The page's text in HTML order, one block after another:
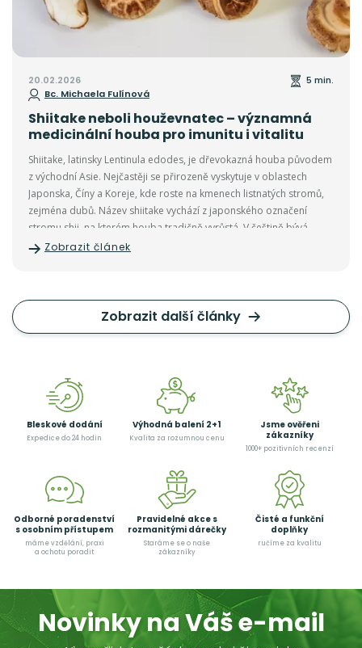
20.02.2026
Bc. Michaela Fulínová
5 min.
Shiitake neboli houževnatec – významná
medicinální houba pro imunitu i vitalitu
Shiitake, latinsky Lentinula edodes, je dřevokazná houba původem
z východní Asie. Nejčastěji se přirozeně vyskytuje v oblastech
Japonska, Číny a Koreje, kde roste na kmenech listnatých stromů,
zejména dubů. Název shiitake vychází z japonského označení
stromu shii, na kterém houba tradičně vyrůstá. V češtině bývá
označována také jako houževnatec jedlý.
Zobrazit článek
Zobrazit další články
Bleskové dodání
Expedice do 24 hodin
Výhodná balení 2+1
Kvalita za rozumnou cenu
Jsme ověřeni
zákazníky
1000+ pozitivních recenzí
Odborné poradenství
s osobním přístupem
máme vzdělání, praxi
a ochotu poradit
Pravidelné akce s
rozmanitými dárečky
Staráme se o naše
zákazníky
Čisté a funkční
doplňky
ručíme za kvalitu
Novinky na Váš e-mail